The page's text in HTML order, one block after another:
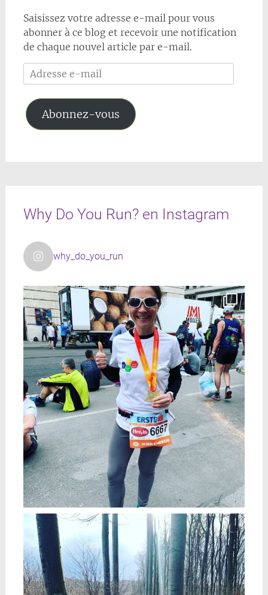
Saisissez votre adresse e-mail pour vous
abonner à ce blog et recevoir une notification
de chaque nouvel article par e-mail.
Adresse
e-
mail
Abonnez-vous
Why Do You Run? en Instagram
why_do_you_run